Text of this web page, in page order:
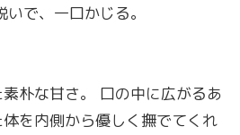
で、一口かじる。
朴な甘さ。 口の中に広がるあ
を内側から優しく撫でてくれ